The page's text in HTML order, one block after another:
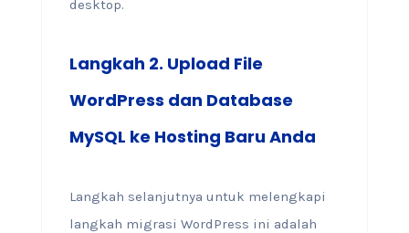
desktop.
Langkah 2. Upload File
WordPress dan Database
MySQL ke Hosting Baru Anda
Langkah selanjutnya untuk melengkapi
langkah migrasi WordPress ini adalah